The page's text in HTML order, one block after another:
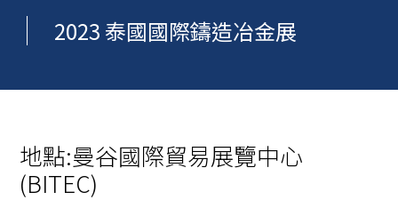
2023 泰國國際鑄造冶金展
地點:曼谷國際貿易展覽中心
(BITEC)